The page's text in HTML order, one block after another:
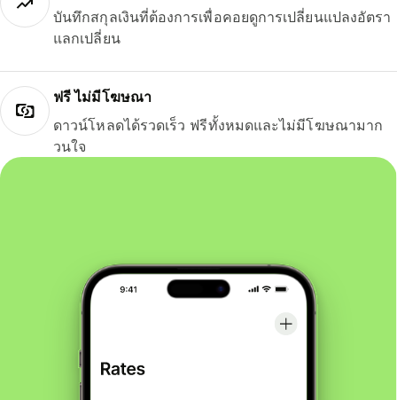
บันทึกสกุลเงินที่ต้องการเพื่อคอยดูการเปลี่ยนแปลงอัตรา
แลกเปลี่ยน
ฟรี ไม่มีโฆษณา
ดาวน์โหลดได้รวดเร็ว ฟรีทั้งหมดและไม่มีโฆษณามาก
วนใจ